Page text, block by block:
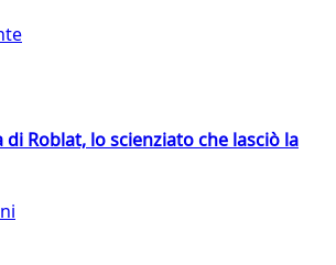
di Roblat, lo scienziato che lasciò la